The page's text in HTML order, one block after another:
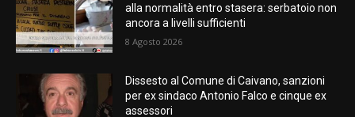
alla normalità entro stasera: serbatoio non
ancora a livelli sufficienti
8 Agosto 2026
Dissesto al Comune di Caivano, sanzioni
per ex sindaco Antonio Falco e cinque ex
assessori